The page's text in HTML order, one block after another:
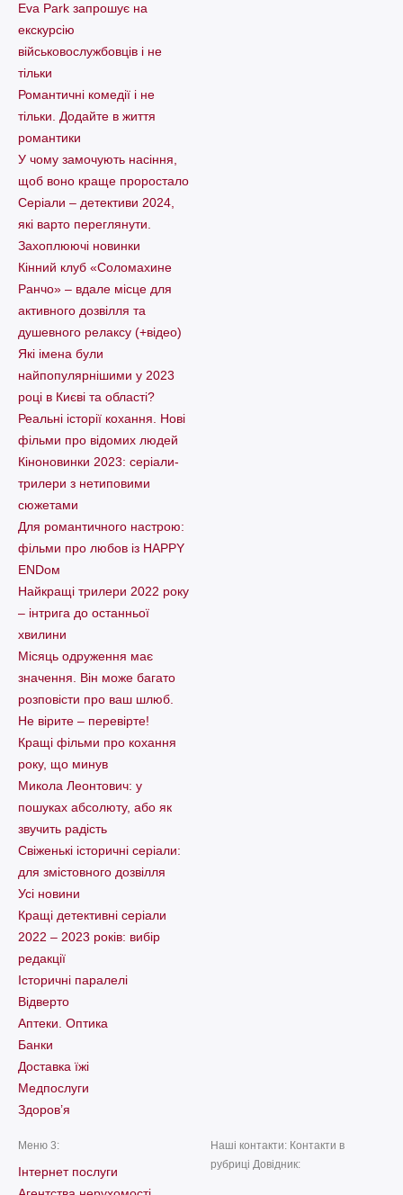
Eva Park запрошує на
екскурсію
військовослужбовців і не
тільки
Романтичні комедії і не
тільки. Додайте в життя
романтики
У чому замочують насіння,
щоб воно краще проростало
Серіали – детективи 2024,
які варто пеpеглянути.
Захоплюючі новинки
Кінний клуб «Соломахине
Ранчо» – вдале місце для
активного дозвілля та
душевного релаксу (+відео)
Які імена були
найпопулярнішими у 2023
році в Києві та області?
Реальні історії кохання. Нові
фільми про відомих людей
Кіноновинки 2023: серіали-
трилери з нетиповими
сюжетами
Для романтичного настрою:
фільми про любов із HAPPY
ENDом
Найкращі трилери 2022 року
– інтрига до останньої
хвилини
Місяць одруження має
значення. Він може багато
розповісти про ваш шлюб.
Не вірите – перевірте!
Кращі фільми про кохання
року, що минув
Микола Леонтович: у
пошуках абсолюту, або як
звучить радість
Свіженькі історичні серіали:
для змістовного дозвілля
Усі новини
Кращі детективні серіали
2022 – 2023 років: вибір
редакції
Історичні паралелі
Відверто
Аптеки. Оптика
Банки
Доставка їжі
Медпослуги
Здоров’я
Меню 3:
Інтернет послуги
Наші контакти: Контакти в
рубриці Довідник: